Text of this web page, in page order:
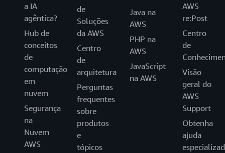
a IA
agêntica?
Hub de
conceitos
de
computação
em
nuvem
Segurança
na
Nuvem
AWS
de
Soluções
da AWS
Centro
de
arquitetura
Perguntas
frequentes
sobre
produtos
e
tópicos
Java na
AWS
PHP na
AWS
JavaScript
na AWS
AWS
re:Post
Centro
de
Visão
geral do
AWS
Support
Obtenha
ajuda